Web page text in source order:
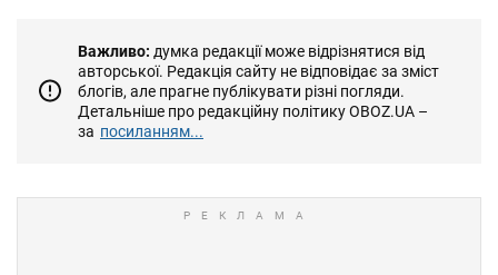
Важливо: думка редакції може відрізнятися від
авторської. Редакція сайту не відповідає за зміст
блогів, але прагне публікувати різні погляди.
Детальніше про редакційну політику OBOZ.UA –
за посиланням...